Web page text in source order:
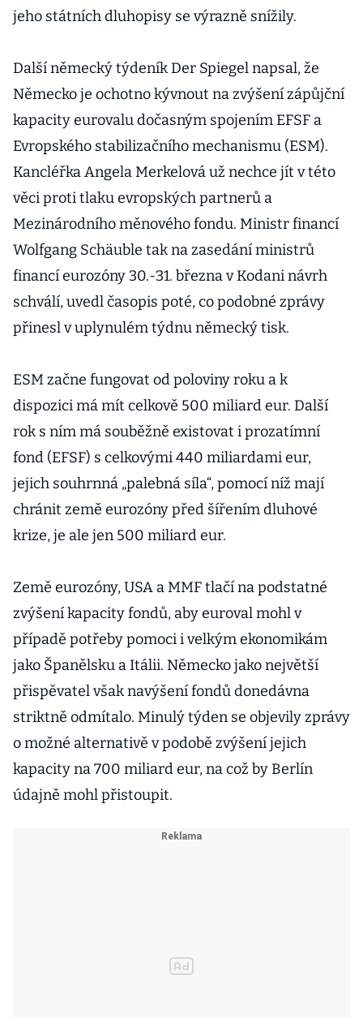
jeho státních dluhopisy se výrazně snížily.
Další německý týdeník Der Spiegel napsal, že
Německo je ochotno kývnout na zvýšení zápůjční
kapacity eurovalu dočasným spojením EFSF a
Evropského stabilizačního mechanismu (ESM).
Kancléřka Angela Merkelová už nechce jít v této
věci proti tlaku evropských partnerů a
Mezinárodního měnového fondu. Ministr financí
Wolfgang Schäuble tak na zasedání ministrů
financí eurozóny 30.-31. března v Kodani návrh
schválí, uvedl časopis poté, co podobné zprávy
přinesl v uplynulém týdnu německý tisk.
ESM začne fungovat od poloviny roku a k
dispozici má mít celkově 500 miliard eur. Další
rok s ním má souběžně existovat i prozatímní
fond (EFSF) s celkovými 440 miliardami eur,
jejich souhrnná „palebná síla“, pomocí níž mají
chránit země eurozóny před šířením dluhové
krize, je ale jen 500 miliard eur.
Země eurozóny, USA a MMF tlačí na podstatné
zvýšení kapacity fondů, aby euroval mohl v
případě potřeby pomoci i velkým ekonomikám
jako Španělsku a Itálii. Německo jako největší
přispěvatel však navýšení fondů donedávna
striktně odmítalo. Minulý týden se objevily zprávy
o možné alternativě v podobě zvýšení jejich
kapacity na 700 miliard eur, na což by Berlín
údajně mohl přistoupit.